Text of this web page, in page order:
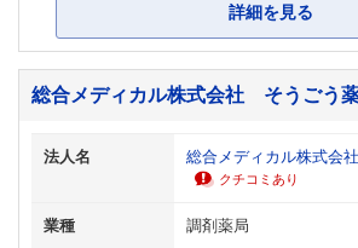
詳細を見る
総合メディカル株式会社 そうごう
法人名 総合メディカル株式会社
クチコミあり
業種 調剤薬局